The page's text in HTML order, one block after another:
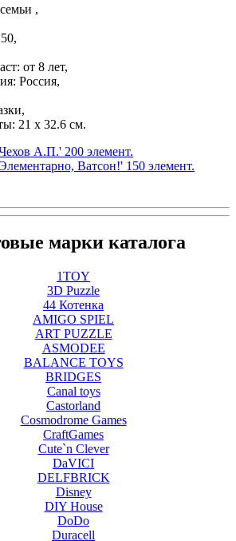
,
от 8 лет,
Россия,
21 x 32.6 см.
А.П.' 200 элемент.
Ватсон!' 150 элемент.
марки каталога
1TOY
3D Puzzle
44 Котенка
AMIGO SPIEL
ART PUZZLE
ASMODEE
BALANCE TOYS
BRIDGES
Canal toys
Castorland
Cosmodrome Games
CraftGames
Cute`n Clever
DaVICI
DELFBRICK
Disney
DIY House
DoDo
Duracell